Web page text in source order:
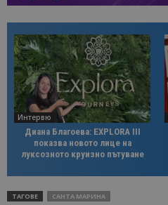
Интервю
Диана Благоева: EXPLORA III
показва новото лице на
луксозното круизно пътуване
ТАГОВЕ САНТА МАРИНА